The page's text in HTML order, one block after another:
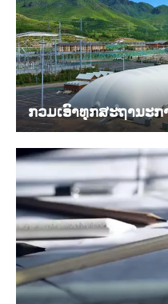
ກວມເອົາທຸກສະຖານະ
ຫລາກຫລາຍ, ແລະເຫ
ຂອງໂຄງການທີ່ຫຼາກຫຼາ